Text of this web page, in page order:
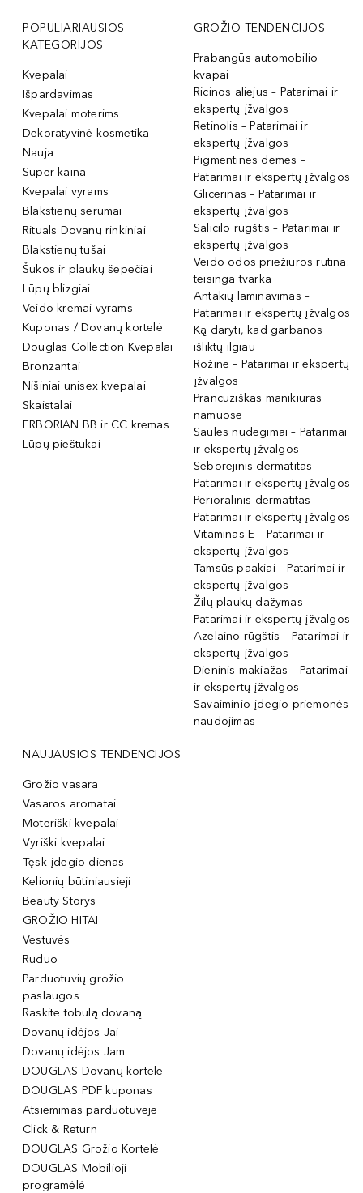
POPULIARIAUSIOS
KATEGORIJOS
Kvepalai
Išpardavimas
Kvepalai moterims
Dekoratyvinė kosmetika
Nauja
Super kaina
Kvepalai vyrams
Blakstienų serumai
Rituals Dovanų rinkiniai
Blakstienų tušai
Šukos ir plaukų šepečiai
Lūpų blizgiai
Veido kremai vyrams
Kuponas / Dovanų kortelė
Douglas Collection Kvepalai
Bronzantai
Nišiniai unisex kvepalai
Skaistalai
ERBORIAN BB ir CC kremas
Lūpų pieštukai
GROŽIO TENDENCIJOS
Prabangūs automobilio
kvapai
Ricinos aliejus – Patarimai ir
ekspertų įžvalgos
Retinolis – Patarimai ir
ekspertų įžvalgos
Pigmentinės dėmės –
Patarimai ir ekspertų įžvalgos
Glicerinas – Patarimai ir
ekspertų įžvalgos
Salicilo rūgštis – Patarimai ir
ekspertų įžvalgos
Veido odos priežiūros rutina:
teisinga tvarka
Antakių laminavimas –
Patarimai ir ekspertų įžvalgos
Ką daryti, kad garbanos
išliktų ilgiau
Rožinė – Patarimai ir ekspertų
įžvalgos
Prancūziškas manikiūras
namuose
Saulės nudegimai – Patarimai
ir ekspertų įžvalgos
Seborėjinis dermatitas –
Patarimai ir ekspertų įžvalgos
Perioralinis dermatitas –
Patarimai ir ekspertų įžvalgos
Vitaminas E – Patarimai ir
ekspertų įžvalgos
Tamsūs paakiai – Patarimai ir
ekspertų įžvalgos
Žilų plaukų dažymas –
Patarimai ir ekspertų įžvalgos
Azelaino rūgštis – Patarimai ir
ekspertų įžvalgos
Dieninis makiažas – Patarimai
ir ekspertų įžvalgos
Savaiminio įdegio priemonės
naudojimas
NAUJAUSIOS TENDENCIJOS
Grožio vasara
Vasaros aromatai
Moteriški kvepalai
Vyriški kvepalai
Tęsk įdegio dienas
Kelionių būtiniausieji
Beauty Storys
GROŽIO HITAI
Vestuvės
Ruduo
Parduotuvių grožio
paslaugos
Raskite tobulą dovaną
Dovanų idėjos Jai
Dovanų idėjos Jam
DOUGLAS Dovanų kortelė
DOUGLAS PDF kuponas
Atsiėmimas parduotuvėje
Click & Return
DOUGLAS Grožio Kortelė
DOUGLAS Mobilioji
programėlė